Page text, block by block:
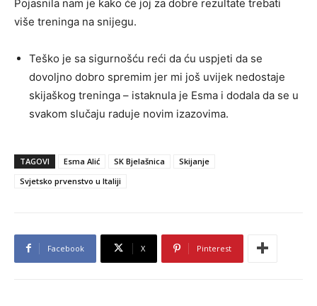
Pojasnila nam je kako će joj za dobre rezultate trebati
više treninga na snijegu.
Teško je sa sigurnošću reći da ću uspjeti da se
dovoljno dobro spremim jer mi još uvijek nedostaje
skijaškog treninga – istaknula je Esma i dodala da se u
svakom slučaju raduje novim izazovima.
TAGOVI Esma Alić SK Bjelašnica
Skijanje
Svjetsko prvenstvo u Italiji
Facebook X Pinterest